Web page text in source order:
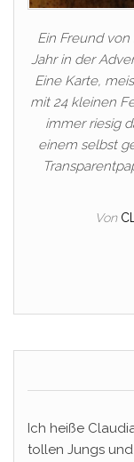
Ein Freund
Jahr in der
Eine Karte,
mit 24 kleinen
immer riesig
einem selbst
Von
Ich heiße
tollen Jungs